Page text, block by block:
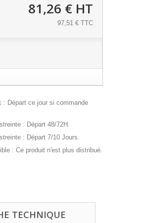
81,26 € HT
97,51 € TTC
: Départ ce jour si commande
: Départ 48/72H.
: Départ 7/10 Jours.
: Ce produit n'est plus distribué.
TECHNIQUE